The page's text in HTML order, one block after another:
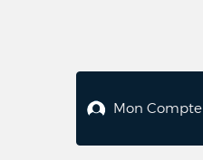
Mon Compte